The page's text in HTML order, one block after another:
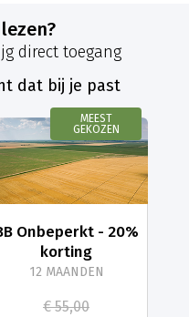
direct toegang
dat bij je past
MEEST
GEKOZEN
Onbeperkt - 20%
korting
12 MAANDEN
€ 55,00